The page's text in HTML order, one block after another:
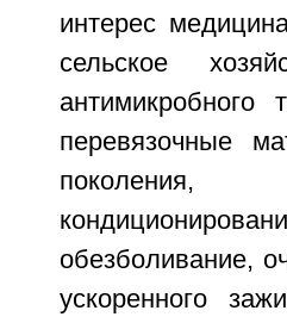
интерес
сельское
антимикробного
перевязочные
поколения,
обезболивание,
ускоренного